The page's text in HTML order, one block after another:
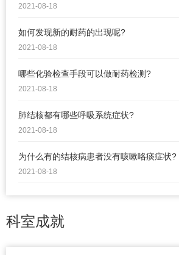
2021-08-18
2021-08-18
如何发现新的耐药的出现呢?
2021-08-18
哪些化验检查手段可以做耐药检测?
2021-08-18
肺结核都有哪些呼吸系统症状?
2021-08-18
为什么有的结核病患者没有咳嗽咯痰症状?
科室成就